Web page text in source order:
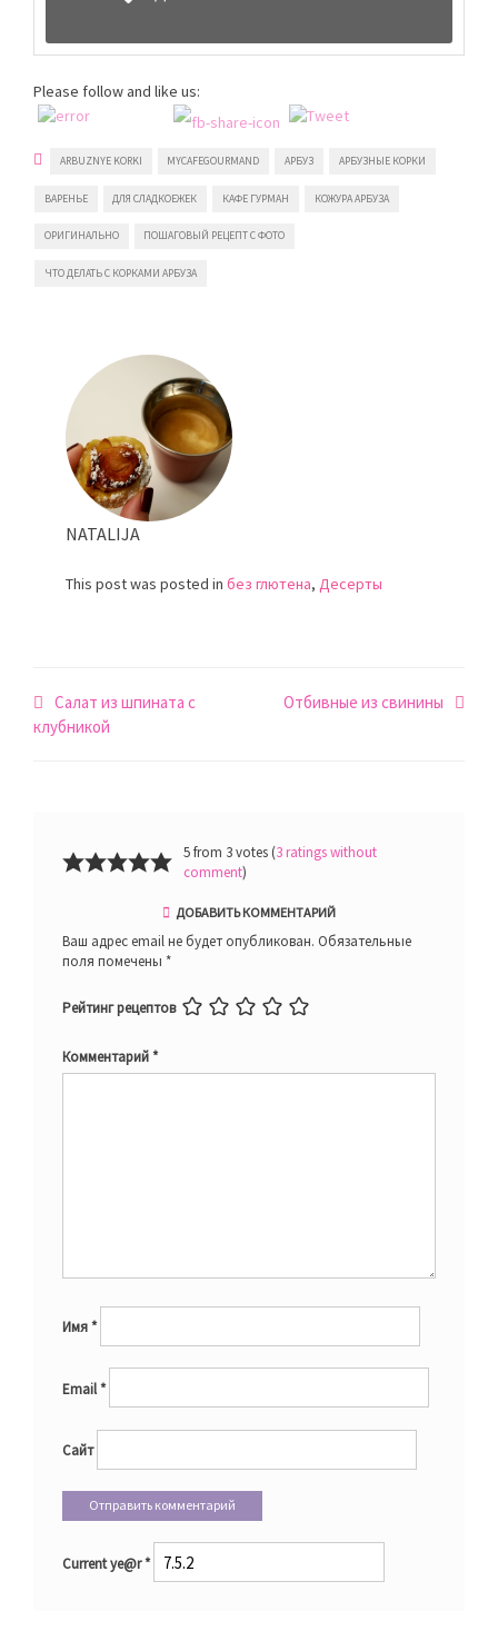
Please follow and like us:
ARBUZNYE KORKI MYCAFEGOURMAND АРБУЗ АРБУЗНЫЕ КОРКИ
ВАРЕНЬЕ ДЛЯ СЛАДКОЕЖЕК КАФЕ ГУРМАН КОЖУРА АРБУЗА
ОРИГИНАЛЬНО ПОШАГОВЫЙ РЕЦЕПТ С ФОТО
ЧТО ДЕЛАТЬ С КОРКАМИ АРБУЗА
NATALIJA
This post was posted in без глютена, Десерты
Навигация
по
Салат из шпината с
клубникой
Отбивные из свинины
5 from 3 votes (3 ratings without
comment)
ДОБАВИТЬ КОММЕНТАРИЙ
Ваш адрес email не будет опубликован. Обязательные
поля помечены *
Рейтинг рецептов
Комментарий*
Имя*
Email*
Сайт
Current ye@r*